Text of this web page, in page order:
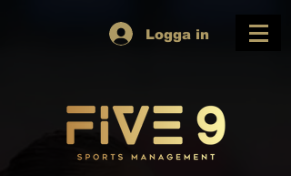
Logga in